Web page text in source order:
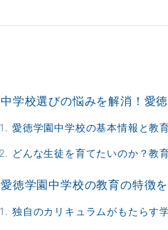
中学校選びの悩みを解消！愛
愛徳学園中学校の基本情報と教
どんな生徒を育てたいのか？教
愛徳学園中学校の教育の特徴
独自のカリキュラムがもたらす